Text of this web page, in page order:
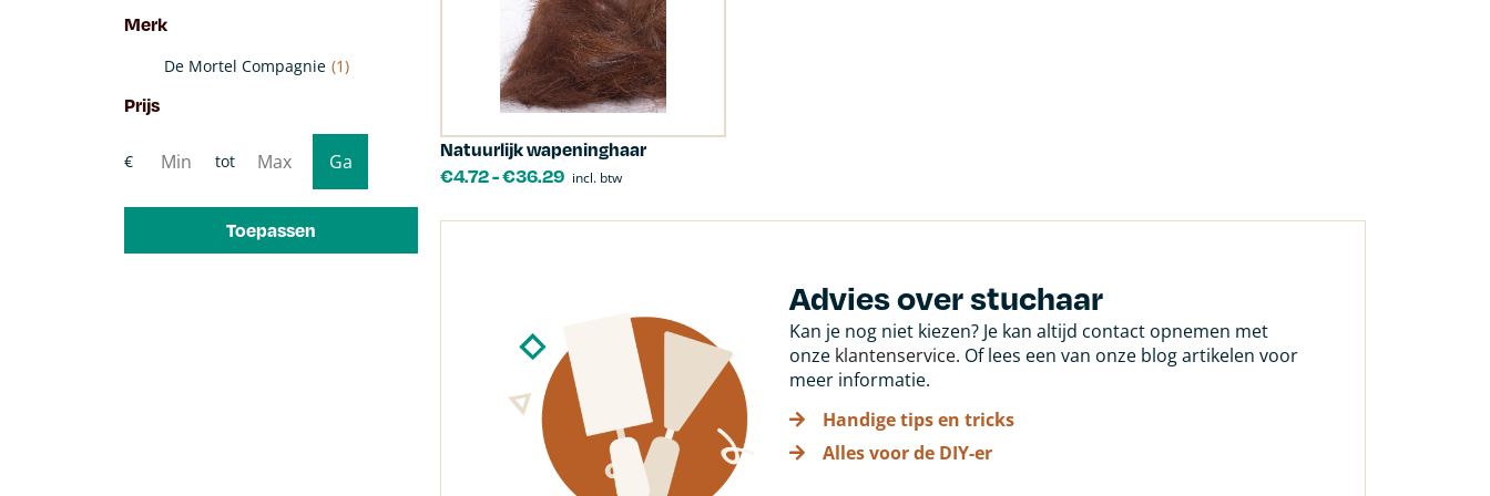
Merk
De Mortel Compagnie (1)
Prijs
Toepassen
Natuurlijk wapeninghaar
€4.72-€36.29 incl. btw
Advies over stuchaar
Kan je nog niet kiezen? Je kan altijd contact opnemen met
onze klantenservice. Of lees een van onze blog artikelen voor
meer informatie.
Handige tips en tricks
Alles voor de DIY-er